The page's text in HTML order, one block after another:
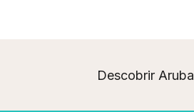
Descobrir Aruba